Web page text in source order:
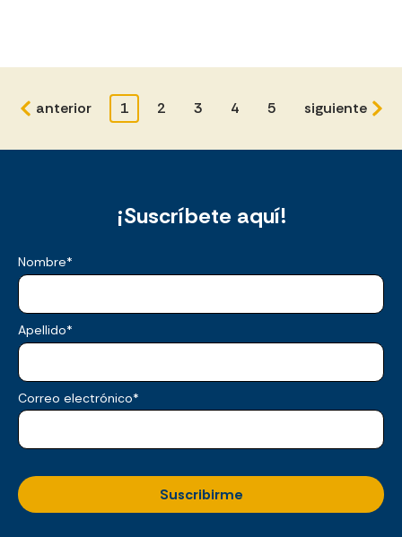
anterior 1 2 3 4 5 siguiente
¡Suscríbete aquí!
Nombre*
Apellido*
Correo electrónico*